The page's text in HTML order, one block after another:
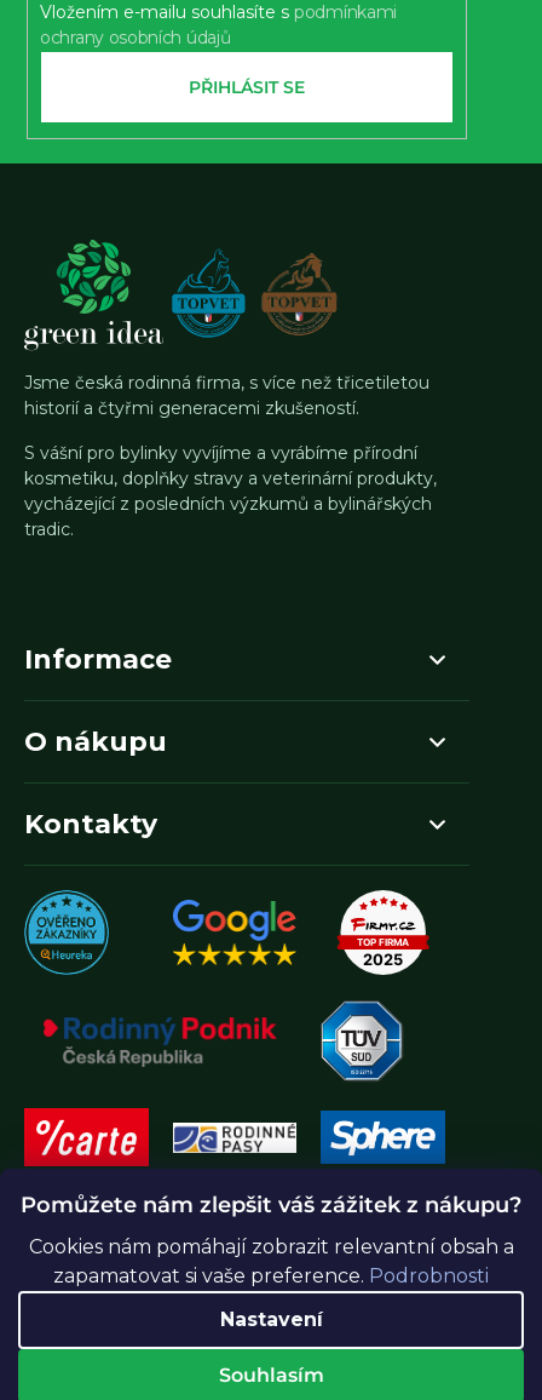
Pomůžete nám zlepšit váš zážitek z nákupu?
Cookies nám pomáhají zobrazit relevantní obsah a
zapamatovat si vaše preference. Podrobnosti
Nastavení
Souhlasím
Vložením e-mailu souhlasíte s podmínkami
ochrany osobních údajů
PŘIHLÁSIT SE
Jsme česká rodinná firma, s více než třicetiletou
historií a čtyřmi generacemi zkušeností.
S vášní pro bylinky vyvíjíme a vyrábíme přírodní
kosmetiku, doplňky stravy a veterinární produkty,
vycházející z posledních výzkumů a bylinářských
tradic.
Informace
O nákupu
Kontakty